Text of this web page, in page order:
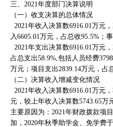
三、2021年度部门决算说明
（一）收支决算的总体情况
2021年收入决算数6916.01万元
入6605.01万元，占总收95.5%；
2021年支出决算数6916.01万元
占总支出58.9%,包括人员经费
万元；项目支出2839.14万元，占
（二）决算收入增减变化情况
2021年收入决算数6916.01万元
元，较上年收入决算数5743.65万
主要原因为：2021年财政拨款项
加，2020年秋季助学金、免学费